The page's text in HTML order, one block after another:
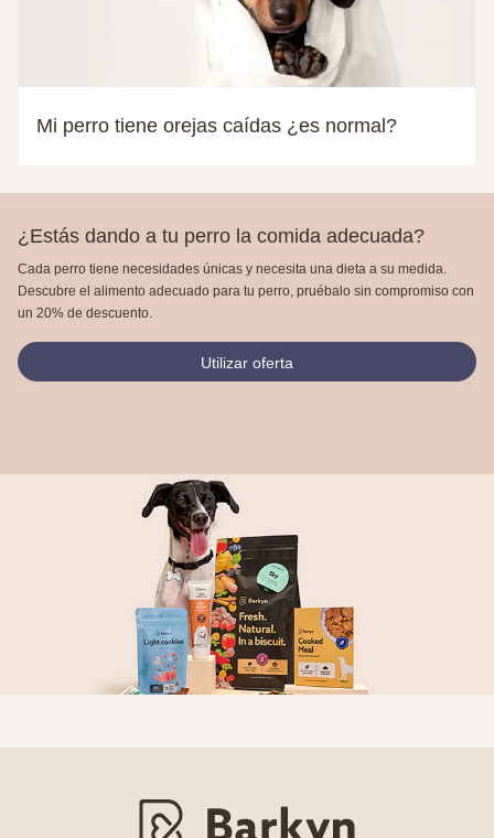
Mi perro tiene orejas caídas ¿es normal?
¿Estás dando a tu perro la comida adecuada?
Cada perro tiene necesidades únicas y necesita una dieta a su medida.
Descubre el alimento adecuado para tu perro, pruébalo sin compromiso con
un 20% de descuento.
Utilizar oferta